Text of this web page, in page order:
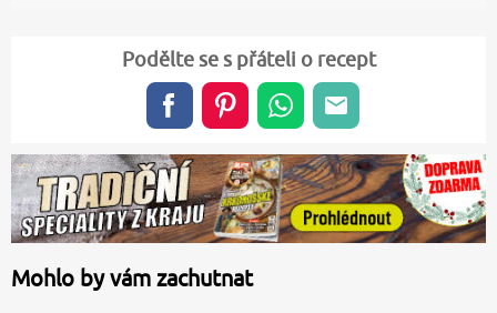
Podělte se s přáteli o recept
Mohlo by vám zachutnat